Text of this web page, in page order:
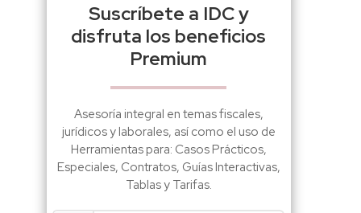
Suscríbete a IDC y
disfruta los beneficios
Premium
Asesoría integral en temas fiscales,
jurídicos y laborales, así como el uso de
Herramientas para: Casos Prácticos,
Especiales, Contratos, Guías Interactivas,
Tablas y Tarifas.